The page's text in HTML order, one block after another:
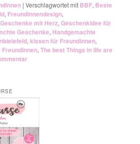
|Verschlagwortet mit BBF, Beste
, Freundinnendesign,
Geschenke mit Herz,Geschenkidee für
Geschenke, Handgemachte
,kissen für Freundinnen,
,The best Things in life are